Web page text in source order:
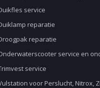
service
reparatie
reparatie
service en
service
voor Perslucht, Nitrox,